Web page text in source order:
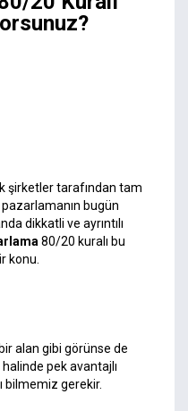
şirketler tarafından tam
bugün
dikkatli ve ayrıntılı
80/20 kuralı bu
konu.
alan gibi görünse de
pek avantajlı
bilmemiz gerekir.